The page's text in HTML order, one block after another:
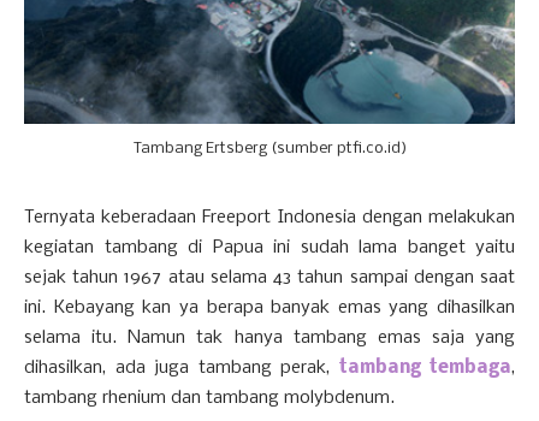
Tambang Ertsberg (sumber ptfi.co.id)
Ternyata keberadaan Freeport Indonesia dengan melakukan
kegiatan tambang di Papua ini sudah lama banget yaitu
sejak tahun 1967 atau selama 43 tahun sampai dengan saat
ini. Kebayang kan ya berapa banyak emas yang dihasilkan
selama itu. Namun tak hanya tambang emas saja yang
dihasilkan, ada juga tambang perak, tambang tembaga,
tambang rhenium dan tambang molybdenum.